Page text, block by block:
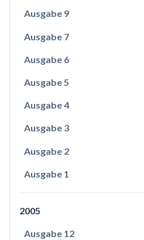
Ausgabe 9
Ausgabe 7
Ausgabe 6
Ausgabe 5
Ausgabe 4
Ausgabe 3
Ausgabe 2
Ausgabe 1
2005
Ausgabe 12